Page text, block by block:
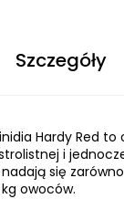
Szczegóły
Hardy Red
i
się
owoców.